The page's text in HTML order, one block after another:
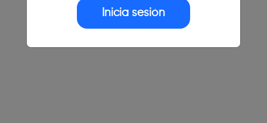
Inicia sesión